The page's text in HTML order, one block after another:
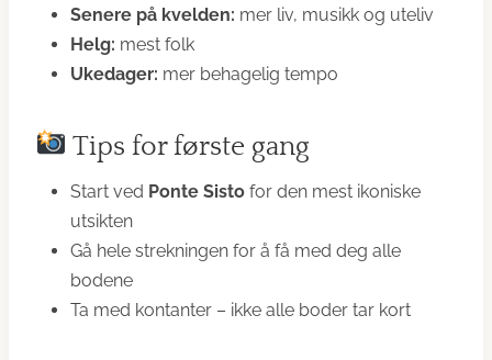
Senere på kvelden: mer liv, musikk og uteliv
Helg: mest folk
Ukedager: mer behagelig tempo
Tips for første gang
Start ved Ponte Sisto for den mest ikoniske
utsikten
Gå hele strekningen for å få med deg alle
bodene
Ta med kontanter – ikke alle boder tar kort